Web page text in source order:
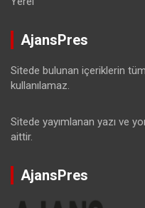
AjansPres
Sitede bulunan içeriklerin tüm
kullanılamaz.
Sitede yayımlanan yazı ve
aittir.
AjansPres